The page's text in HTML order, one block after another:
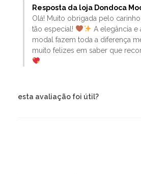
Resposta da loja Dondoca
Olá! Muito obrigada pelo
tão especial!
A elegância e
modal fazem toda a diferença
muito felizes em saber que
esta avaliação foi útil?